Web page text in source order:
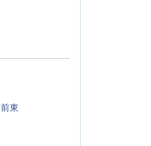
前東